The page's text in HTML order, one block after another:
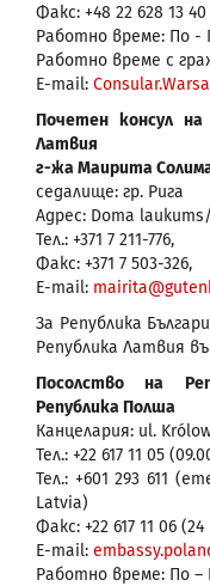
Факс: +48 22 628 13 40
Работно време: По -
Работно време с
Е-mail:
Почетен консул на
Латвия
г-жа Маирита
седалище: гр. Рига
Адрес: Doma
Тел.: +371 7 211-776,
Факс: +371 7 503-326,
E-mail:
За Република
Република Латвия
Посолство на
Република Полша
Канцелария: ul.
Тел.: +22 617 11 05
Тел.: +601 293 611
Latvia)
Факс: +22 617 11 06 (24
E-mail:
Работно време: По –